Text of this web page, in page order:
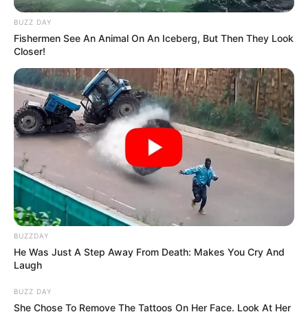
Όλα τα κείμενα και οι εικόνες είναι πνευματική ιδιοκτησία του
αναδημοσίευση και η τροποποίησή τους χωρίς προηγούμενη
γραπτή άδεια του δημιουργού τους. Με επιφύλαξη κάθε νόμιμου
δικαιώματος. Διαβάστε τηνΠολιτική Απορρήτουτου website πριν
να το χρησιμοποιήσετε, καθώς χρησιμοποιώντας το την
αποδέχεστε. Ο ιστότοπος διατηρεί το δικαίωμα να τροποποιήσει
τους όρους χρήσης.
Επικοινωνήστε μαζί μας: nikolaosgeor@gmail.com
BUZZ DAY
Fishermen See An Animal On An Iceberg, But Then They Look
Closer!
BUZZDAY
He Was Just A Step Away From Death: Makes You Cry And
Laugh
BUZZ DAY
She Chose To Remove The Tattoos On Her Face. Look At Her